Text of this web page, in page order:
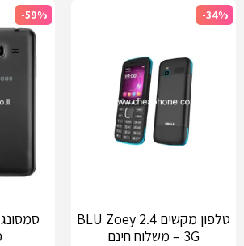
-34%
טלפון מקשים BLU Zoey 2.4
3G – משלוח חינם
-59%